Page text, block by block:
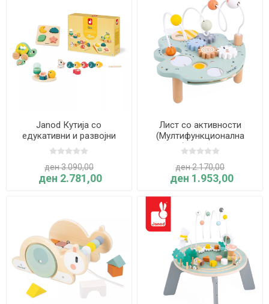
Janod Кутија со
едукативни и развојни
играчки за возраст од 18
месеци
ден 3.090,00
ден 2.781,00
Лист со активности
(Мултифункционална
масичка) Sweet Cocoon -
Janod
ден 2.170,00
ден 1.953,00